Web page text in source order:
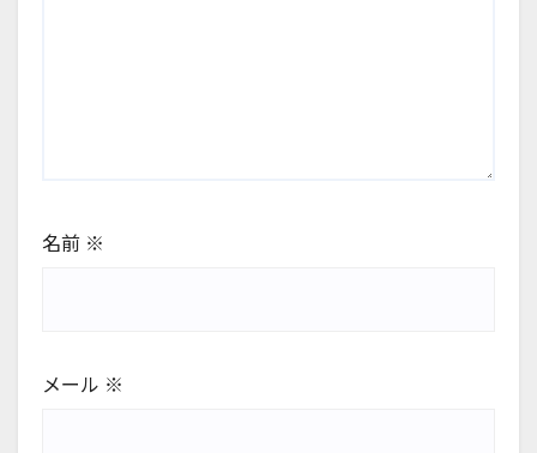
名前 ※
メール ※